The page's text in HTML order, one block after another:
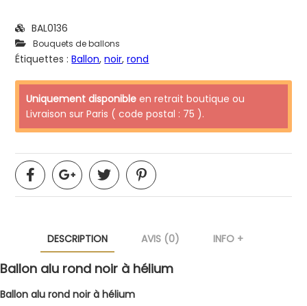
BAL0136
Bouquets de ballons
Étiquettes :Ballon,noir,rond
Uniquement disponible en retrait boutique ou
Livraison sur Paris ( code postal : 75 ).
DESCRIPTION AVIS (0) INFO +
Ballon alu rond noir à hélium
Ballon alu rond noir à hélium